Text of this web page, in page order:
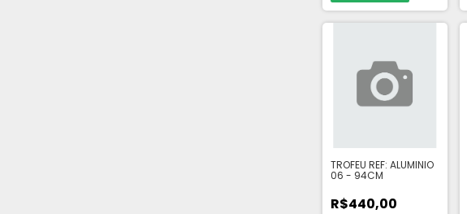
TROFEU REF: ALUMINIO
06 - 94CM
R$440,00